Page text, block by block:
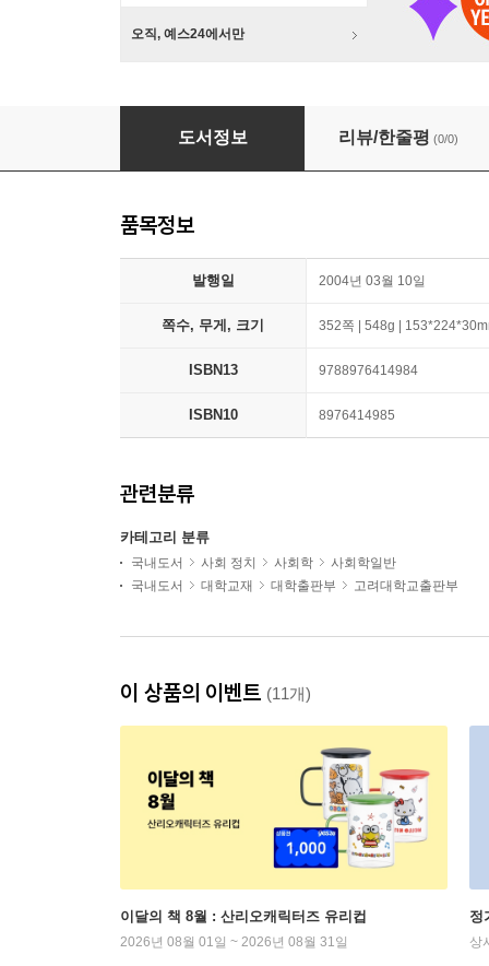
오직, 예스24에서만
코리안 디아스포라
도서정보 리뷰/한줄평 (0/0)
품목정보
발행일 2004년 03월 10일
쪽수, 무게, 크기 352쪽 | 548g |
ISBN13 9788976414984
ISBN10 8976414985
관련분류
카테고리 분류
국내도서 사회 정치 사회학
사회학일반
국내도서
대학교재 대학출판부 고려대학교출판부
이 상품의 이벤트 (11개)
이달의 책 8월 : 산리오캐릭터즈 유리컵
2026년 08월 01일 ~ 2026년 08월 31일
정
상